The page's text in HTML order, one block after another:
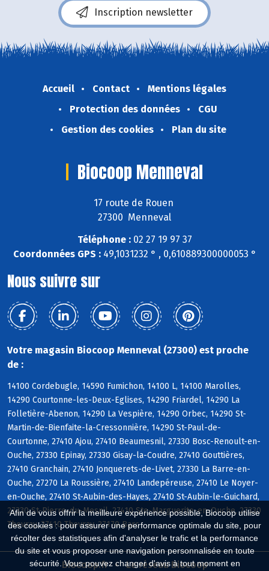
Afin de vous offrir la meilleure expérience possible, Biocoop utilise
des cookies : pour assurer une performance optimale du site, pour
récolter des statistiques afin d'analyser le trafic et la performance
du site et vous proposer une navigation personnalisée en toute
sécurité. Vous pouvez changer d'avis à tout moment en
Inscription newsletter
Accueil Contact
Mentions légales
Protection des données
CGU
Gestion des cookies
Plan du site
Biocoop Menneval
17 route de Rouen
27300 Menneval
Téléphone :02 27 19 97 37
Coordonnées GPS :49,1031232 ° , 0,610889300000053 °
Nous suivre sur
Votre magasin Biocoop Menneval (27300) est proche
de :
14100 Cordebugle, 14590 Fumichon, 14100 L, 14100 Marolles,
14290 Courtonne-les-Deux-Eglises, 14290 Friardel, 14290 La
Folletière-Abenon, 14290 La Vespière, 14290 Orbec, 14290 St-
Martin-de-Bienfaite-la-Cressonnière, 14290 St-Paul-de-
Courtonne, 27410 Ajou, 27410 Beaumesnil, 27330 Bosc-Renoult-en-
Ouche, 27330 Epinay, 27330 Gisay-la-Coudre, 27410 Gouttières,
27410 Granchain, 27410 Jonquerets-de-Livet, 27330 La Barre-en-
Ouche, 27270 La Roussière, 27410 Landepéreuse, 27410 Le Noyer-
en-Ouche, 27410 St-Aubin-des-Hayes, 27410 St-Aubin-le-Guichard,
27330 St-Pierre-du-Mesnil, 27410 Ste-Marguerite-en-Ouche, 27330
Thevray, 27410 Thevray, 27170 Barc
Biocoop.fr Le réseau Biocoop